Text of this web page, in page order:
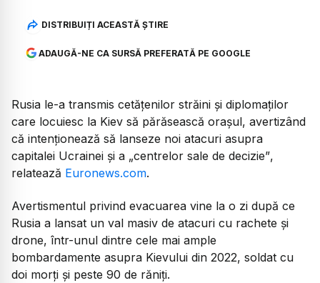
DISTRIBUIȚI ACEASTĂ ȘTIRE
ADAUGĂ-NE CA SURSĂ PREFERATĂ PE GOOGLE
Rusia le-a transmis cetățenilor străini și diplomaților
care locuiesc la Kiev să părăsească orașul, avertizând
că intenționează să lanseze noi atacuri asupra
capitalei Ucrainei și a „centrelor sale de decizie”,
relatează Euronews.com.
Avertismentul privind evacuarea vine la o zi după ce
Rusia a lansat un val masiv de atacuri cu rachete și
drone, într-unul dintre cele mai ample
bombardamente asupra Kievului din 2022, soldat cu
doi morți și peste 90 de răniți.